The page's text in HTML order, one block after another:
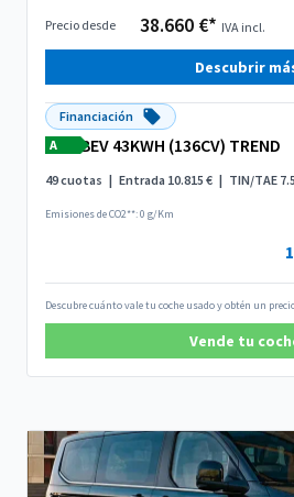
Precio desde 38.660 €* IVA incl.
Descubrir
Financiación
A
BEV 43KWH (136CV) TREND
49 cuotas | Entrada 10.815 € | TIN/TAE
Emisiones de CO2**: 0 g/Km
Descubre cuánto vale tu coche usado y obtén un
Vende tu